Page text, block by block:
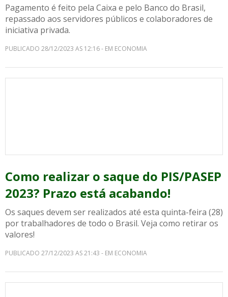
Pagamento é feito pela Caixa e pelo Banco do Brasil,
repassado aos servidores públicos e colaboradores de
iniciativa privada.
PUBLICADO 28/12/2023 AS 12:16 - EM ECONOMIA
Como realizar o saque do PIS/PASEP
2023? Prazo está acabando!
Os saques devem ser realizados até esta quinta-feira (28)
por trabalhadores de todo o Brasil. Veja como retirar os
valores!
PUBLICADO 27/12/2023 AS 21:43 - EM ECONOMIA